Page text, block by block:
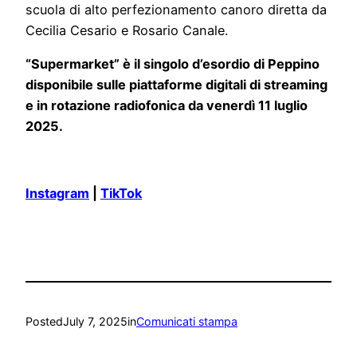
scuola di alto perfezionamento canoro diretta da
Cecilia Cesario e Rosario Canale.
“Supermarket” è il singolo d’esordio di Peppino
disponibile sulle piattaforme digitali di streaming
e in rotazione radiofonica da venerdì 11 luglio
2025.
Instagram TikTok
PostedJuly 7, 2025inComunicati stampa